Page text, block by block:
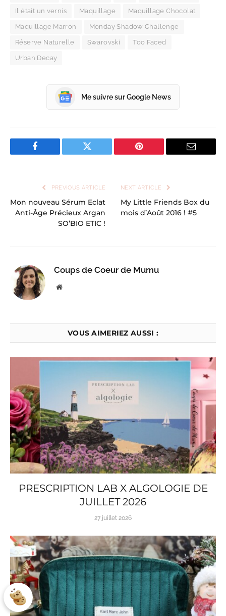
Il était un vernis Maquillage Maquillage Chocolat
Maquillage Marron Monday Shadow Challenge
Réserve Naturelle Swarovski Too Faced
Urban Decay
Me suivre sur Google News
Facebook Twitter Pinterest Email
PREVIOUS ARTICLE
Mon nouveau Sérum Eclat
Anti-Âge Précieux Argan
SO’BIO ETIC !
NEXT ARTICLE
My Little Friends Box du
mois d’Août 2016 ! #5
Coups de Coeur de Mumu
Website
VOUS AIMERIEZ AUSSI :
PRESCRIPTION LAB X ALGOLOGIE DE
JUILLET 2026
27 juillet 2026